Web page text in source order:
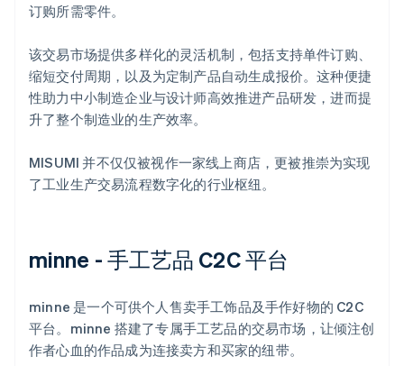
订购所需零件。
该交易市场提供多样化的灵活机制，包括支持单件订购、
缩短交付周期，以及为定制产品自动生成报价。这种便捷
性助力中小制造企业与设计师高效推进产品研发，进而提
升了整个制造业的生产效率。
MISUMI 并不仅仅被视作一家线上商店，更被推崇为实现
了工业生产交易流程数字化的行业枢纽。
minne - 手工艺品 C2C 平台
minne 是一个可供个人售卖手工饰品及手作好物的 C2C
平台。minne 搭建了专属手工艺品的交易市场，让倾注创
作者心血的作品成为连接卖方和买家的纽带。